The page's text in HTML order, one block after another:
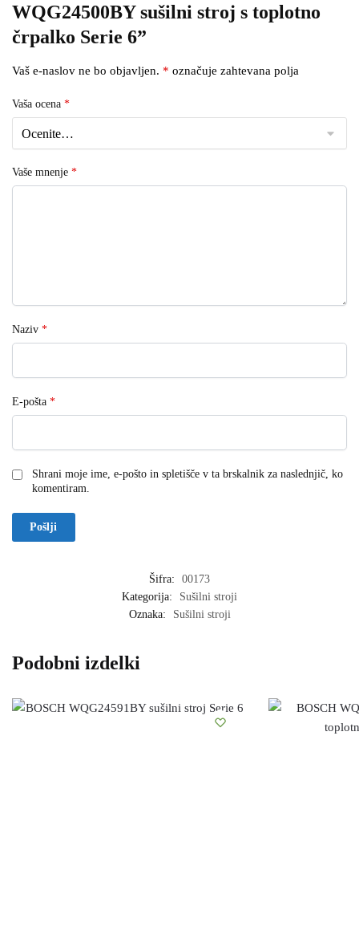
WQG24500BY sušilni stroj s toplotno
črpalko Serie 6”
Vaš e-naslov ne bo objavljen. * označuje zahtevana polja
Vaša ocena *
Vaše mnenje *
Naziv *
E-pošta *
Shrani moje ime, e-pošto in spletišče v ta brskalnik za naslednjič, ko
komentiram.
Šifra:
00173
Kategorija:
Sušilni stroji
Oznaka:
Sušilni stroji
Podobni izdelki